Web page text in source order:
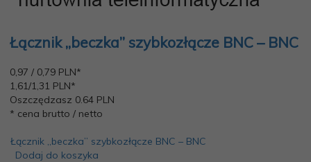
Łącznik „beczka” szybkozłącze BNC – BNC
0,97 / 0,79 PLN*
1,61/1,31 PLN*
Oszczędzasz 0.64 PLN
* cena brutto / netto
Łącznik „beczka” szybkozłącze BNC – BNC
Dodaj do koszyka